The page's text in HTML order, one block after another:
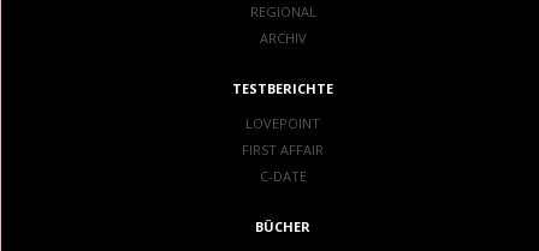
REGIONAL
ARCHIV
TESTBERICHTE
LOVEPOINT
FIRST AFFAIR
C-DATE
BÜCHER